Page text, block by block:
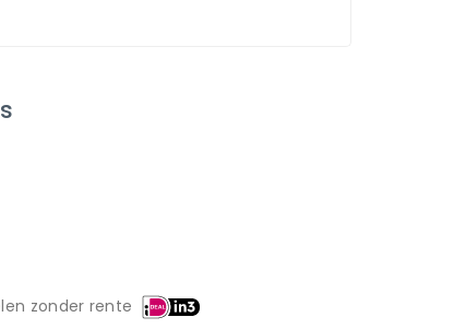
zonder rente